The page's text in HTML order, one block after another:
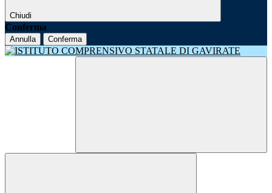
Chiudi
Conferma
Annulla Conferma